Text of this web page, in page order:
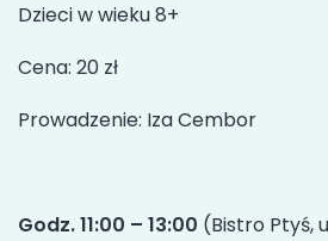
Dzieci w wieku 8+
Cena: 20 zł
Prowadzenie: Iza Cembor
Godz. 11:00 – 13:00 (Bistro Ptyś,